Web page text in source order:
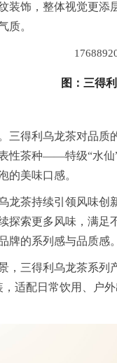
装饰，整体视觉更
质。
图：三得
三得利乌龙茶对品
性茶种——特级“水仙
的美味口感。
龙茶持续引领风味
探索更多风味，满
牌的系列感与品质感。
，三得利乌龙茶系列
，适配日常饮用、户